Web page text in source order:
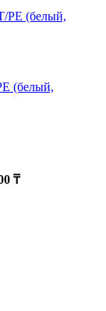
(белый,
₸